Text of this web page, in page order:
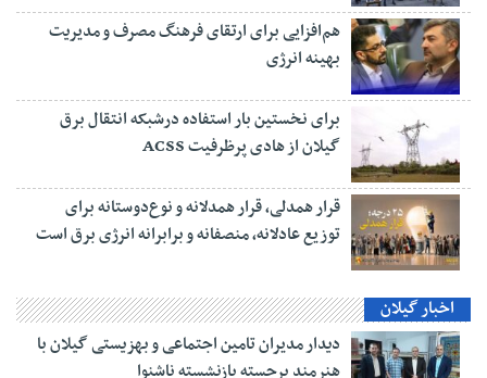
هم‌افزایی برای ارتقای فرهنگ مصرف و مدیریت
بهینه انرژی
برای نخستین بار استفاده درشبکه انتقال برق
گیلان از هادی پرظرفیت ACSS
قرار همدلی، قرار همدلانه و نوع‌دوستانه برای
توزیع عادلانه، منصفانه و برابرانه انرژی برق است
اخبار گیلان
دیدار مدیران تامین اجتماعی و بهزیستی گیلان با
هنرمند برجسته بازنشسته ناشنوا